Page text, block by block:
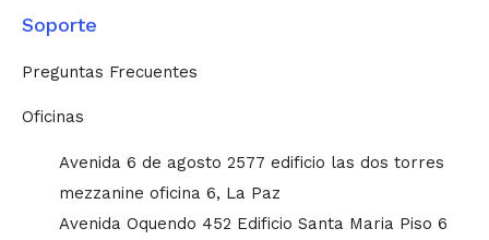
Soporte
Preguntas Frecuentes
Oficinas
Avenida 6 de agosto 2577 edificio las dos torres
mezzanine oficina 6, La Paz
Avenida Oquendo 452 Edificio Santa Maria Piso 6